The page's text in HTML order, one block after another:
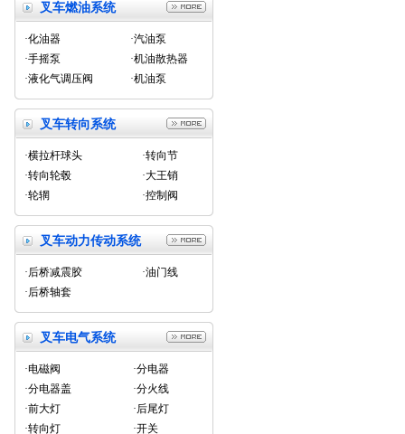
叉车燃油系统
·化油器
·汽油泵
·手摇泵
·机油散热器
·液化气调压阀
·机油泵
叉车转向系统
·横拉杆球头
·转向节
·转向轮毂
·大王销
·轮辋
·控制阀
叉车动力传动系统
·后桥减震胶
·油门线
·后桥轴套
叉车电气系统
·电磁阀
·分电器
·分电器盖
·分火线
·前大灯
·后尾灯
·转向灯
·开关